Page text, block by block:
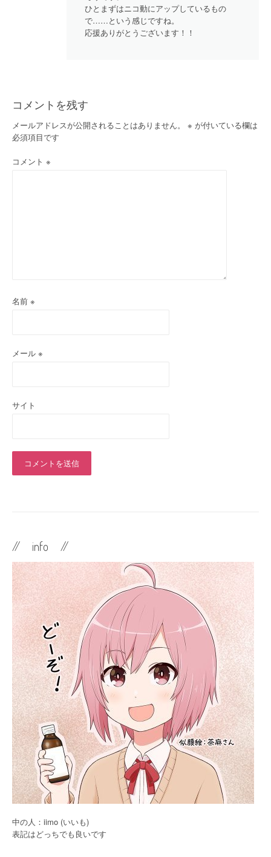
ひとまずはニコ動にアップしているもの
で……という感じですね。
応援ありがとうございます！！
コメントを残す
メールアドレスが公開されることはありません。 ※ が付いている欄は
必須項目です
コメント ※
名前 ※
メール ※
サイト
// info //
中の人：iimo (いいも)
表記はどっちでも良いです